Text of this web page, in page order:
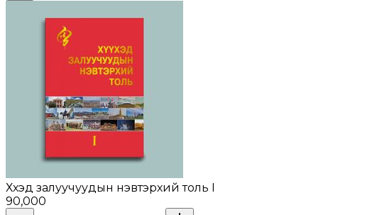
Хүүхэд залуучуудын нэвтэрхий толь I
90,000